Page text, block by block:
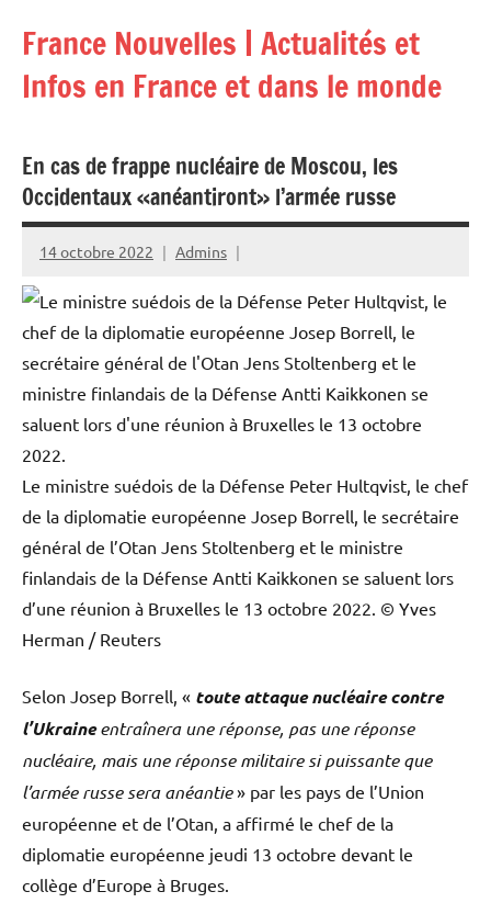
contenu
France Nouvelles | Actualités et
Infos en France et dans le monde
En cas de frappe nucléaire de Moscou, les
Occidentaux «anéantiront» l’armée russe
14 octobre 2022 Admins
Le ministre suédois de la Défense Peter Hultqvist, le chef
de la diplomatie européenne Josep Borrell, le secrétaire
général de l’Otan Jens Stoltenberg et le ministre
finlandais de la Défense Antti Kaikkonen se saluent lors
d’une réunion à Bruxelles le 13 octobre 2022. © Yves
Herman / Reuters
Selon Josep Borrell, « toute attaque nucléaire contre
l’Ukraineentraînera une réponse, pas une réponse
nucléaire, mais une réponse militaire si puissante que
l’armée russe sera anéantie» par les pays de l’Union
européenne et de l’Otan, a affirmé le chef de la
diplomatie européenne jeudi 13 octobre devant le
collège d’Europe à Bruges.